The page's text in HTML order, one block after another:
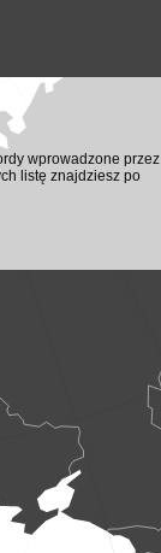
wprowadzone przez
listę znajdziesz po